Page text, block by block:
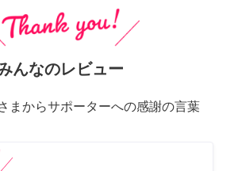
んなのレビュー
まからサポーターへの感謝の言葉